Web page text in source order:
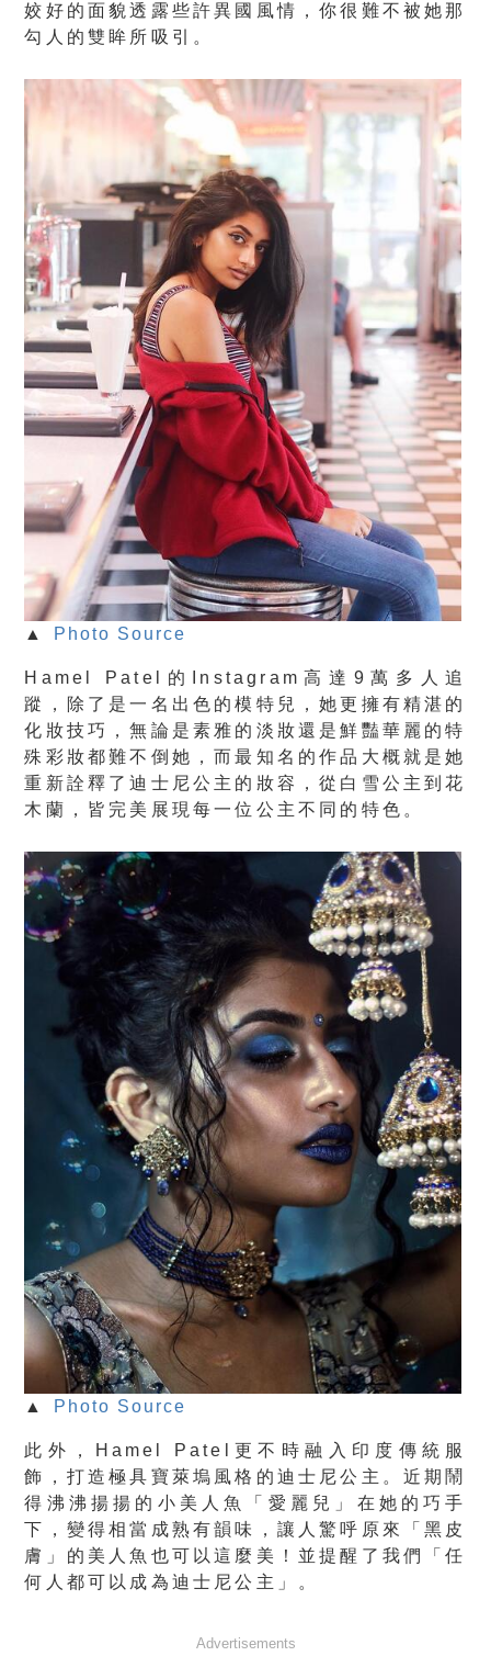
姣好的面貌透露些許異國風情，你很難不被她那
勾人的雙眸所吸引。
▲ Photo Source
Hamel Patel的Instagram高達9萬多人追
蹤，除了是一名出色的模特兒，她更擁有精湛的
化妝技巧，無論是素雅的淡妝還是鮮豔華麗的特
殊彩妝都難不倒她，而最知名的作品大概就是她
重新詮釋了迪士尼公主的妝容，從白雪公主到花
木蘭，皆完美展現每一位公主不同的特色。
▲ Photo Source
此外，Hamel Patel更不時融入印度傳統服
飾，打造極具寶萊塢風格的迪士尼公主。近期鬧
得沸沸揚揚的小美人魚「愛麗兒」在她的巧手
下，變得相當成熟有韻味，讓人驚呼原來「黑皮
膚」的美人魚也可以這麼美！並提醒了我們「任
何人都可以成為迪士尼公主」。
Advertisements